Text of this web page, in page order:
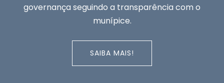
governança seguindo a transparência com o
munípice.
SAIBA MAIS!